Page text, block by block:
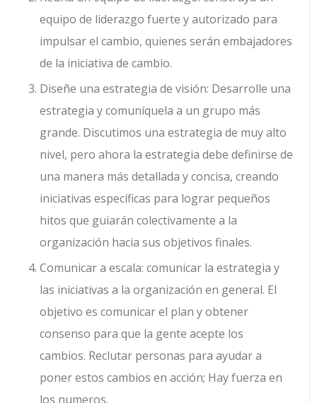
equipo de liderazgo fuerte y autorizado para
impulsar el cambio, quienes serán embajadores
de la iniciativa de cambio.
Diseñe una estrategia de visión: Desarrolle una
estrategia y comuníquela a un grupo más
grande. Discutimos una estrategia de muy alto
nivel, pero ahora la estrategia debe definirse de
una manera más detallada y concisa, creando
iniciativas específicas para lograr pequeños
hitos que guiarán colectivamente a la
organización hacia sus objetivos finales.
Comunicar a escala: comunicar la estrategia y
las iniciativas a la organización en general. El
objetivo es comunicar el plan y obtener
consenso para que la gente acepte los
cambios. Reclutar personas para ayudar a
poner estos cambios en acción; Hay fuerza en
los numeros.